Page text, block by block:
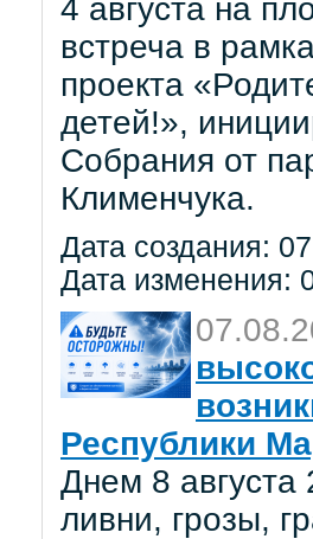
4 августа на
встреча в
проекта
детей!»,
Собрания от
Клименчука.
Дата создания:
Дата изменения:
Республики
Днем 8
ливни, грозы,